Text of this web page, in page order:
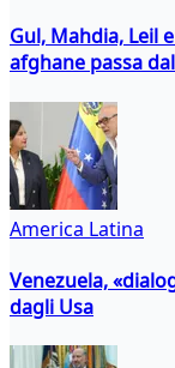
Gul, Mahdia, Leil
afghane passa
America Latina
Venezuela,
dagli Usa